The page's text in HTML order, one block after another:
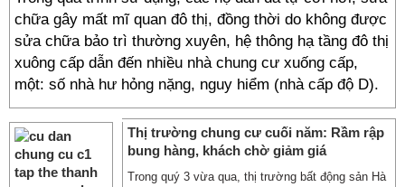
chữa gây mất mĩ quan đô thị, đồng thời do không được
sửa chữa bảo trì thường xuyên, hệ thông hạ tầng đô thị
xuông cấp dẫn đến nhiều nhà chung cư xuống cấp,
một: số nhà hư hỏng nặng, nguy hiểm (nhà cấp độ D).
Thị trường chung cư cuối năm: Rầm rập
bung hàng, khách chờ giảm giá
Trong quý 3 vừa qua, thị trường bất động sản Hà